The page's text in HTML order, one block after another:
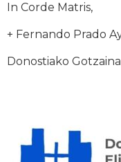
In Corde Matris,
+ Fernando Prado
Donostiako Gotzaina